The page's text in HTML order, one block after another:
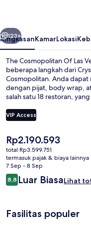
Berikutnya
123+
RingkasanKamarLokasi
The Cosmopolitan Of Las
beberapa langkah dari
Cosmopolitan. Anda
dengan pijat, body wrap,
salah satu 18 restoran,
tepi kolam renang, pusat
Para traveler terkesan
Las Vegas Monorail
Palace Monorail berjarak 14
VIP Access
Harga
saat
ini
Rp2.190.593
Rp2.190.593
total Rp3.599.751
termasuk pajak & biaya lainnya
7 Sep - 8 Sep
Ulasan
8,88,8 dari 10
Luar BiasaLihat
Fasilitas populer